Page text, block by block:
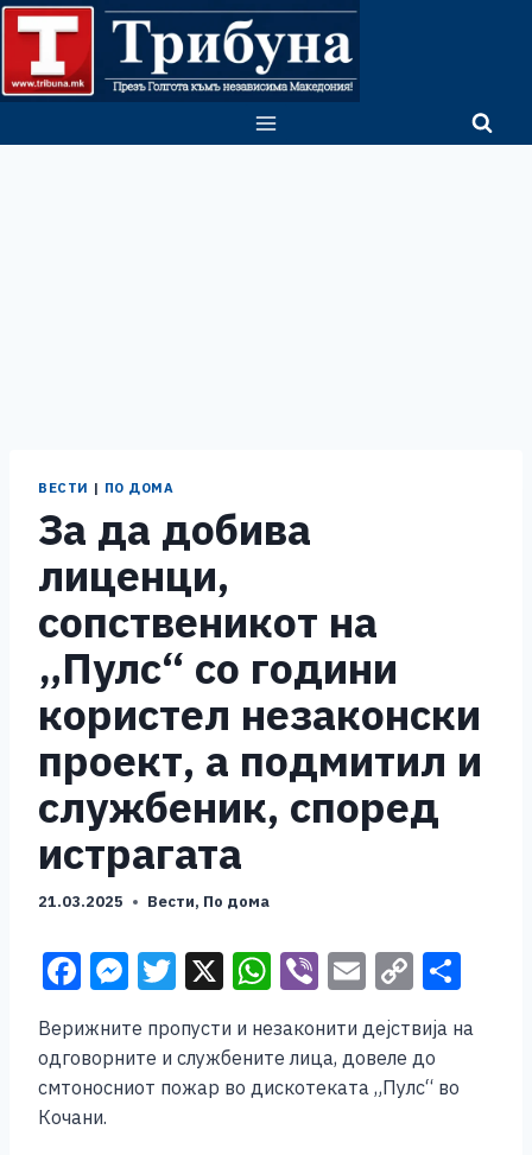
Skip
content
ВЕСТИ | ПО ДОМА
За да добива
лиценци,
сопственикот на
„Пулс“ со години
користел незаконски
проект, а подмитил и
службеник, според
истрагата
21.03.2025 Вести, По дома
F
c
e
b
M
ss
e
T
tt
er
X W
at
s
Vi
er
E
m
ai
l
C
o
p
y
ar
Верижните пропусти и незаконити дејствија на
одговорните и службените лица, довеле до
смтоносниот пожар во дискотеката „Пулс“ во
Кочани.